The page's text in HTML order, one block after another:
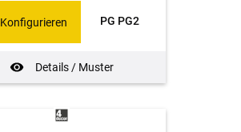
PG PG2
Details / Muster
Konfigurieren